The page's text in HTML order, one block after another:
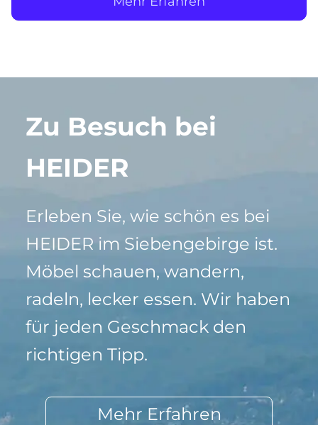
Zu Besuch bei
HEIDER
Erleben Sie, wie schön es bei
HEIDER im Siebengebirge ist.
Möbel schauen, wandern,
radeln, lecker essen. Wir haben
für jeden Geschmack den
richtigen Tipp.
Mehr Erfahren